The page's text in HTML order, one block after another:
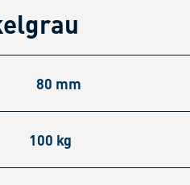
80 mm
100 kg